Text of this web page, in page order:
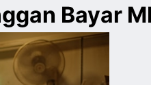
Bayar